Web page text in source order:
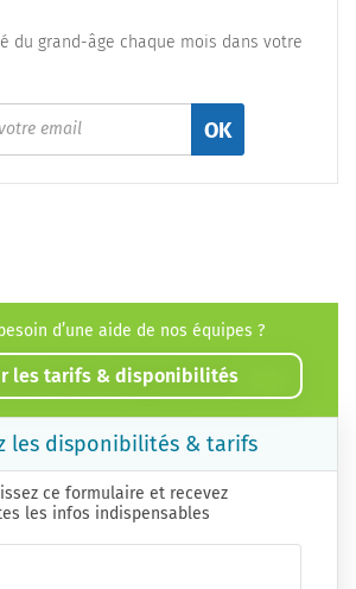
du grand-âge chaque mois dans votre
OK
d’une aide de nos équipes ?
les tarifs & disponibilités
les disponibilités & tarifs
ce formulaire et recevez
les infos indispensables